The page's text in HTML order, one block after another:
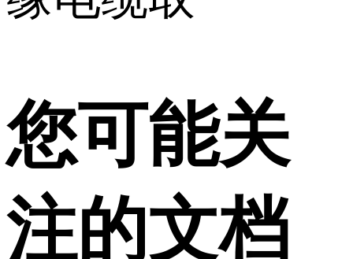
您可能关
注的文档